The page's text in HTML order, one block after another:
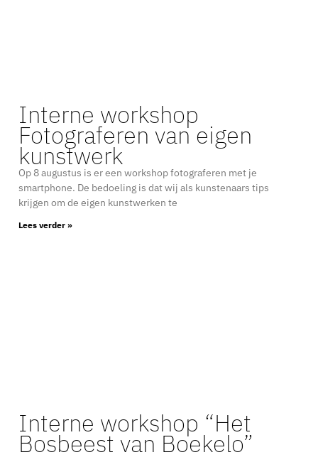
Interne workshop
Fotograferen van eigen
kunstwerk
Op 8 augustus is er een workshop fotograferen met je
smartphone. De bedoeling is dat wij als kunstenaars tips
krijgen om de eigen kunstwerken te
Lees verder »
Interne workshop “Het
Bosbeest van Boekelo”